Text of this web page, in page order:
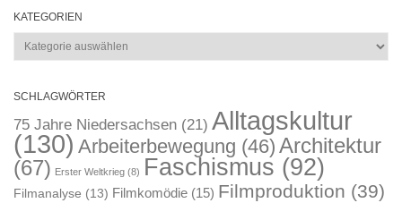
KATEGORIEN
Kategorien
SCHLAGWÖRTER
75 Jahre Niedersachsen (21) Alltagskultur
(130) Arbeiterbewegung (46) Architektur
(67) Erster Weltkrieg (8) Faschismus (92)
Filmanalyse (13) Filmkomödie (15) Filmproduktion (39)